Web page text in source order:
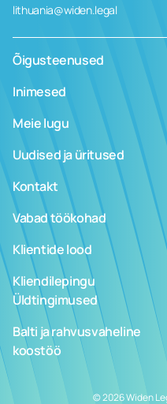
lithuania@widen.legal
Õigusteenused
Inimesed
Meie lugu
Uudised ja üritused
Kontakt
Vabad töökohad
Klientide lood
Kliendilepingu
Üldtingimused
Balti ja rahvusvaheline
koostöö
© 2026 Widen